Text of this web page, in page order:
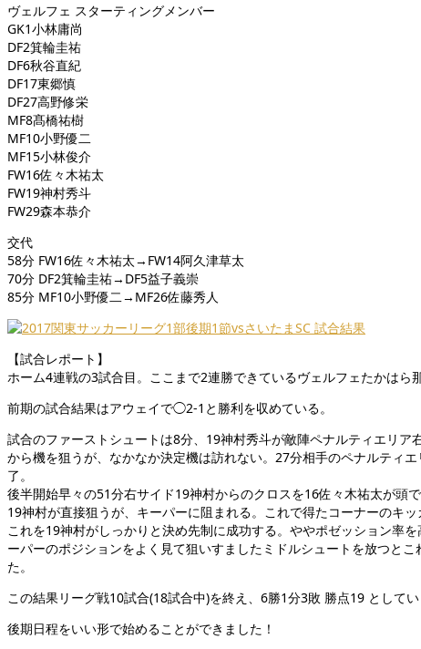
ヴェルフェ スターティングメンバー
GK1小林庸尚
DF2箕輪圭祐
DF6秋谷直紀
DF17東郷慎
DF27高野修栄
MF8髙橋祐樹
MF10小野優二
MF15小林俊介
FW16佐々木祐太
FW19神村秀斗
FW29森本恭介
交代
58分 FW16佐々木祐太→FW14阿久津草太
70分 DF2箕輪圭祐→DF5益子義崇
85分 MF10小野優二→MF26佐藤秀人
【試合レポート】
ホーム4連戦の3試合目。ここまで2連勝できているヴェルフェたかはら
前期の試合結果はアウェイで◯2-1と勝利を収めている。
試合のファーストシュートは8分、19神村秀斗が敵陣ペナルティエリ
から機を狙うが、なかなか決定機は訪れない。27分相手のペナルティ
了。
後半開始早々の51分右サイド19神村からのクロスを16佐々木祐太が頭
19神村が直接狙うが、キーパーに阻まれる。これで得たコーナーのキ
これを19神村がしっかりと決め先制に成功する。ややポゼッション率
ーパーのポジションをよく見て狙いすましたミドルシュートを放つと
た。
この結果リーグ戦10試合(18試合中)を終え、6勝1分3敗 勝点19 としてい
後期日程をいい形で始めることができました！